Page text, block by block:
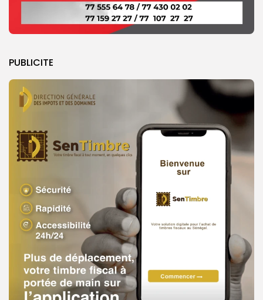
PUBLICITE